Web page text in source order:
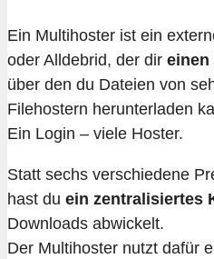
Ein Multihoster ist ein
oder Alldebrid, der dir einen
über den du Dateien von
Filehostern herunterladen
Ein Login – viele Hoster.
Statt sechs verschiedene
hast du ein zentralisiertes
Downloads abwickelt.
Der Multihoster nutzt dafür